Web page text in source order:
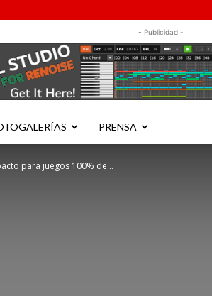
- Publicidad -
PRENSA
para juegos 100% de...